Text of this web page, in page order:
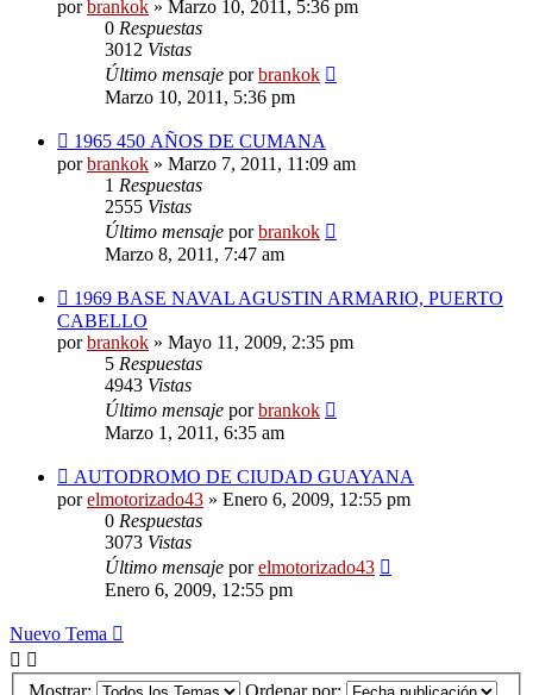
porbrankok » Marzo 10, 2011, 5:36 pm
0 Respuestas
3012 Vistas
Último mensaje porbrankok
Marzo 10, 2011, 5:36 pm
1965 450 AÑOS DE CUMANA
porbrankok » Marzo 7, 2011, 11:09 am
1 Respuestas
2555 Vistas
Último mensaje porbrankok
Marzo 8, 2011, 7:47 am
1969 BASE NAVAL AGUSTIN ARMARIO, PUERTO
CABELLO
porbrankok » Mayo 11, 2009, 2:35 pm
5 Respuestas
4943 Vistas
Último mensaje porbrankok
Marzo 1, 2011, 6:35 am
AUTODROMO DE CIUDAD GUAYANA
porelmotorizado43 » Enero 6, 2009, 12:55 pm
0 Respuestas
3073 Vistas
Último mensaje porelmotorizado43
Enero 6, 2009, 12:55 pm
Nuevo Tema